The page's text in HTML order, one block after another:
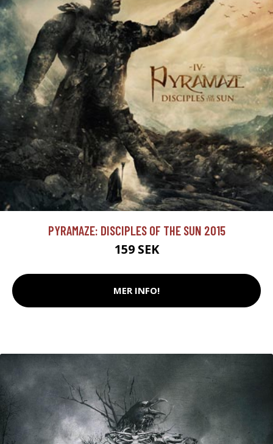
PYRAMAZE: DISCIPLES OF THE SUN 2015
159 SEK
MER INFO!